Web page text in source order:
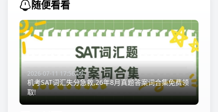
随便看看
2026-07-11 17:56:09
机考SAT词汇失分急救,26年8月真题答案词合集免费领
取!